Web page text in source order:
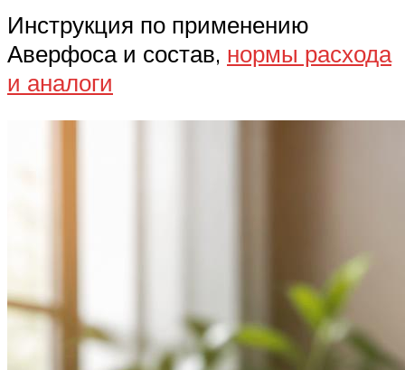
Инструкция по применению
Аверфоса и состав, нормы расхода
и аналоги